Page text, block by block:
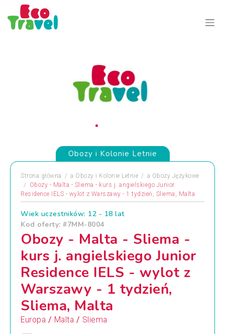
Obozy i Kolonie Letnie
Strona główna a Obozy i Kolonie Letnie a Obozy Językowe
Obozy - Malta - Sliema - kurs j. angielskiego Junior
Residence IELS - wylot z Warszawy - 1 tydzień, Sliema, Malta
Wiek uczestników: 12 - 18 lat
Kod oferty: #7MM-8004
Obozy - Malta - Sliema -
kurs j. angielskiego Junior
Residence IELS - wylot z
Warszawy - 1 tydzień,
Sliema, Malta
Europa / Malta / Sliema